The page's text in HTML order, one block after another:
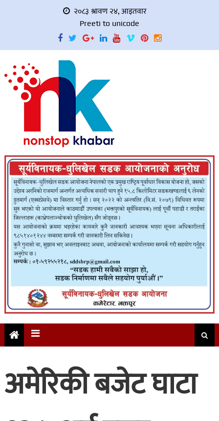
२०८३ श्रावण २४, आइतवार
Preeti to unicode
अमेरिकी बजेट घाटा